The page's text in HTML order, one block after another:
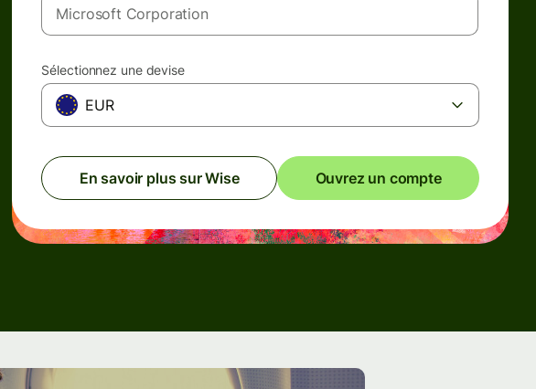
Sélectionnez une devise
EUR
En savoir plus sur Wise Ouvrez un compte